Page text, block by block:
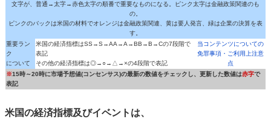
文字が、普通→太字→赤色太字の順番で重要なものになる。ピンク太字は金融政策関連のも
の。
ピンクのバックは米国の材料でオレンジは金融政策関連、黄は要人発言、緑は企業の決算を表
す。
重要ラン
ク
について
米国の経済指標はSS→S→AA→A→BB→B→Cの7段階で
表記
その他の経済指標は◎→○→△→×の4段階で表記
当コンテンツについての
免罪事項・ご利用上注意
点
※15時～20時に市場予想値(コンセンサス)の最新の数値をチェックし、更新した数値は赤字で
表記
米国の経済指標及びイベントは、